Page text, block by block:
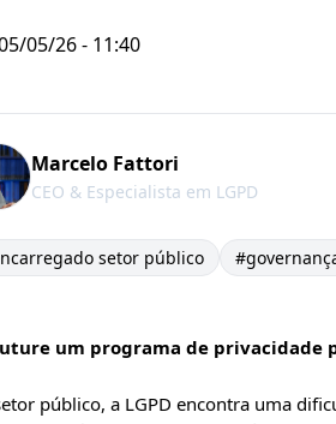
05/26- 11:40
Marcelo Fattori
CEO & Especialista em LGPD
setor público #
um programa de privacidade
público, a LGPD encontra uma